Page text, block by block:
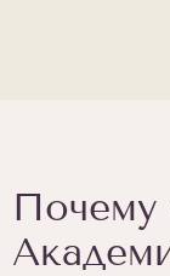
Почему